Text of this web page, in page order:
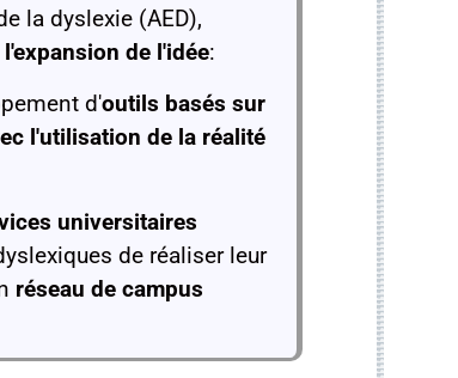
la dyslexie (AED),
de l'idée:
d'outils basés sur
l'utilisation de la réalité
universitaires
de réaliser leur
réseau de campus